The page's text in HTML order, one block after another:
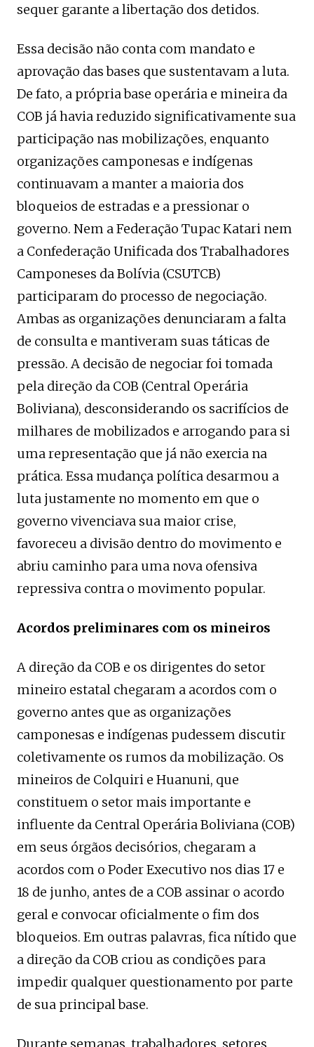
sequer garante a libertação dos detidos.
Essa decisão não conta com mandato e
aprovação das bases que sustentavam a luta.
De fato, a própria base operária e mineira da
COB já havia reduzido significativamente sua
participação nas mobilizações, enquanto
organizações camponesas e indígenas
continuavam a manter a maioria dos
bloqueios de estradas e a pressionar o
governo. Nem a Federação Tupac Katari nem
a Confederação Unificada dos Trabalhadores
Camponeses da Bolívia (CSUTCB)
participaram do processo de negociação.
Ambas as organizações denunciaram a falta
de consulta e mantiveram suas táticas de
pressão. A decisão de negociar foi tomada
pela direção da COB (Central Operária
Boliviana), desconsiderando os sacrifícios de
milhares de mobilizados e arrogando para si
uma representação que já não exercia na
prática. Essa mudança política desarmou a
luta justamente no momento em que o
governo vivenciava sua maior crise,
favoreceu a divisão dentro do movimento e
abriu caminho para uma nova ofensiva
repressiva contra o movimento popular.
Acordos preliminares com os mineiros
A direção da COB e os dirigentes do setor
mineiro estatal chegaram a acordos com o
governo antes que as organizações
camponesas e indígenas pudessem discutir
coletivamente os rumos da mobilização. Os
mineiros de Colquiri e Huanuni, que
constituem o setor mais importante e
influente da Central Operária Boliviana (COB)
em seus órgãos decisórios, chegaram a
acordos com o Poder Executivo nos dias 17 e
18 de junho, antes de a COB assinar o acordo
geral e convocar oficialmente o fim dos
bloqueios. Em outras palavras, fica nítido que
a direção da COB criou as condições para
impedir qualquer questionamento por parte
de sua principal base.